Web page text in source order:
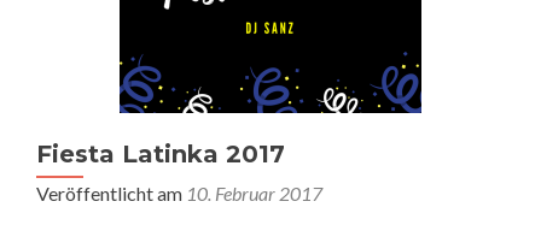
Fiesta Latinka 2017
Veröffentlicht am 10. Februar 2017